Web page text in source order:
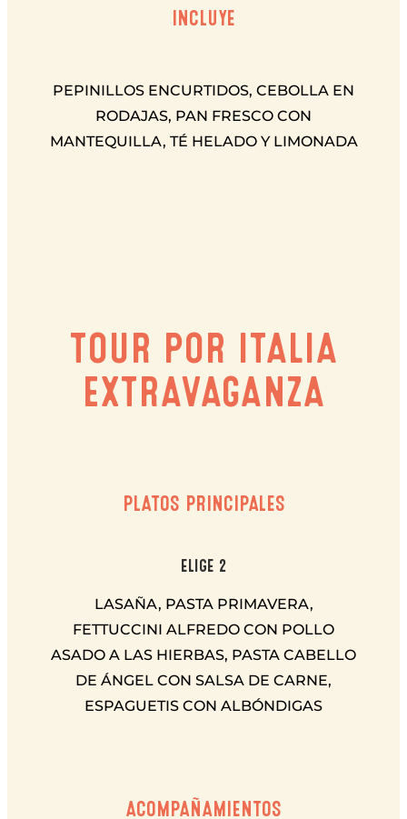
INCLUYE
PEPINILLOS ENCURTIDOS, CEBOLLA EN
RODAJAS, PAN FRESCO CON
MANTEQUILLA, TÉ HELADO Y LIMONADA
TOUR POR ITALIA
EXTRAVAGANZA
PLATOS PRINCIPALES
ELIGE 2
LASAÑA, PASTA PRIMAVERA,
FETTUCCINI ALFREDO CON POLLO
ASADO A LAS HIERBAS, PASTA CABELLO
DE ÁNGEL CON SALSA DE CARNE,
ESPAGUETIS CON ALBÓNDIGAS
ACOMPAÑAMIENTOS